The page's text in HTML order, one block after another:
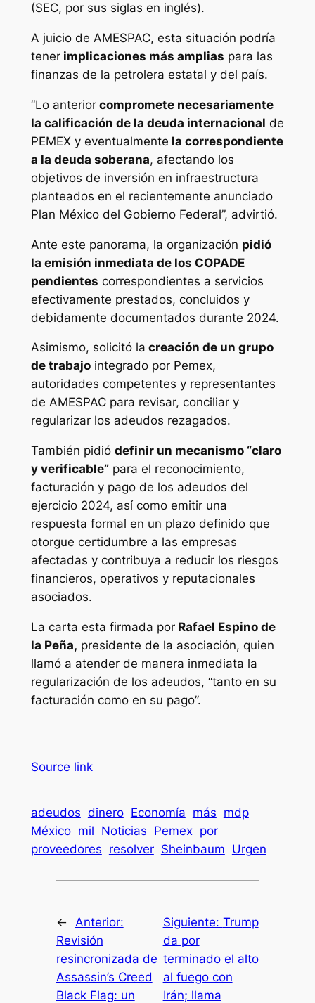
(SEC, por sus siglas en inglés).
A juicio de AMESPAC, esta situación podría
tenerimplicaciones más amplias para las
finanzas de la petrolera estatal y del país.
“Lo anteriorcompromete necesariamente
la calificación de la deuda internacional de
PEMEX y eventualmente la correspondiente
a la deuda soberana, afectando los
objetivos de inversión en infraestructura
planteados en el recientemente anunciado
Plan México del Gobierno Federal”, advirtió.
Ante este panorama, la organización pidió
la emisión inmediata de los COPADE
pendientes correspondientes a servicios
efectivamente prestados, concluidos y
debidamente documentados durante 2024.
Asimismo, solicitó la creación de un grupo
de trabajointegrado por Pemex,
autoridades competentes y representantes
de AMESPAC para revisar, conciliar y
regularizar los adeudos rezagados.
También pidió definir un mecanismo “claro
y verificable”para el reconocimiento,
facturación y pago de los adeudos del
ejercicio 2024, así como emitir una
respuesta formal en un plazo definido que
otorgue certidumbre a las empresas
afectadas y contribuya a reducir los riesgos
financieros, operativos y reputacionales
asociados.
La carta esta firmada porRafael Espino de
la Peña, presidente de la asociación, quien
llamó a atender de manera inmediata la
regularización de los adeudos, “tanto en su
facturación como en su pago”.
Source link
adeudos dinero Economía más mdp
México mil Noticias Pemex por
proveedores resolver Sheinbaum Urgen
←
Anterior:
Revisión
resincronizada de
Assassin’s Creed
Black Flag: un
Siguiente: Trump
da por
terminado el alto
al fuego con
Irán; llama